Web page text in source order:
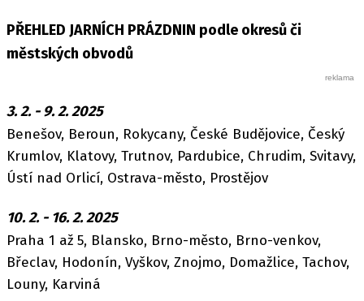
PŘEHLED JARNÍCH PRÁZDNIN podle okresů či
městských obvodů
3. 2. - 9. 2. 2025
Benešov, Beroun, Rokycany, České Budějovice, Český
Krumlov, Klatovy, Trutnov, Pardubice, Chrudim, Svitavy,
Ústí nad Orlicí, Ostrava-město, Prostějov
10. 2. - 16. 2. 2025
Praha 1 až 5, Blansko, Brno-město, Brno-venkov,
Břeclav, Hodonín, Vyškov, Znojmo, Domažlice, Tachov,
Louny, Karviná